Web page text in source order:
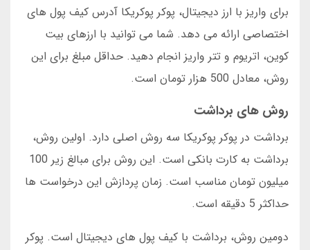
برای واریز با ارز دیجیتال، پوکر پوکریکا آدرس کیف پول های
اختصاصی ارائه می دهد. شما می توانید با ارزهای بیت
کوین، اتریوم و تتر واریز انجام دهید. حداقل مبلغ برای این
روش، معادل 500 هزار تومان است.
روش های برداشت
برداشت در پوکر پوکریکا سه روش اصلی دارد. اولین روش،
برداشت به کارت بانکی است. این روش برای مبالغ زیر 100
میلیون تومان مناسب است. زمان پردازش این درخواست ها
حداکثر 5 دقیقه است.
دومین روش، برداشت با کیف پول های دیجیتال است. پوکر